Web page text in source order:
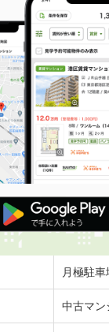
月極駐車
中古マン